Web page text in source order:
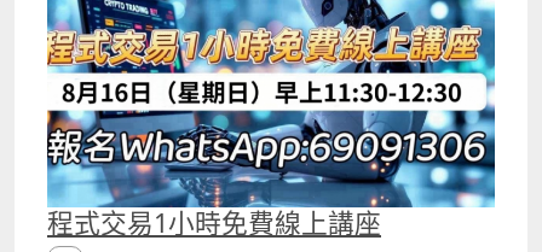
程式交易1小時免費線上講座